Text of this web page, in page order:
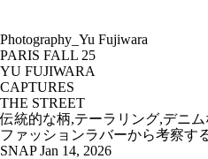
Photography_Yu Fujiwara
PARIS FALL 25
YU FUJIWARA
CAPTURES
THE STREET
伝統的な柄,テーラリング,デニ
ファッションラバーから考察す
SNAP Jan 14, 2026